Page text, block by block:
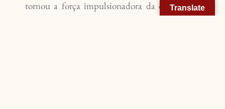
tornou a força impulsionadora da degradação
ambiental e o vetor de ações que são
Translate